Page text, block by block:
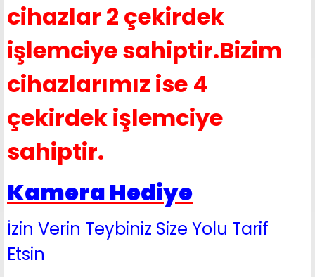
cihazlar 2 çekirdek
işlemciye sahiptir.Bizim
cihazlarımız ise 4
çekirdek işlemciye
sahiptir.
Kamera Hediye
İzin Verin Teybiniz Size Yolu Tarif
Etsin